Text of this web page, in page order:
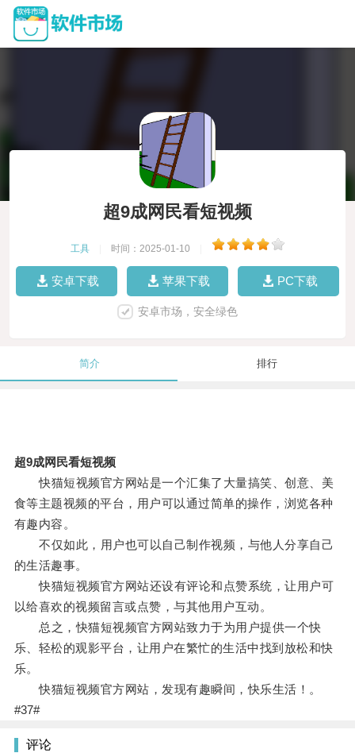
超9成网民看短视频
工具 时间：2025-01-10
安卓下载 苹果下载 PC下载
安卓市场，安全绿色
简介 排行
超9成网民看短视频
快猫短视频官方网站是一个汇集了大量搞笑、创意、美
食等主题视频的平台，用户可以通过简单的操作，浏览各种
有趣内容。
不仅如此，用户也可以自己制作视频，与他人分享自己
的生活趣事。
快猫短视频官方网站还设有评论和点赞系统，让用户可
以给喜欢的视频留言或点赞，与其他用户互动。
总之，快猫短视频官方网站致力于为用户提供一个快
乐、轻松的观影平台，让用户在繁忙的生活中找到放松和快
乐。
快猫短视频官方网站，发现有趣瞬间，快乐生活！。
#37#
评论